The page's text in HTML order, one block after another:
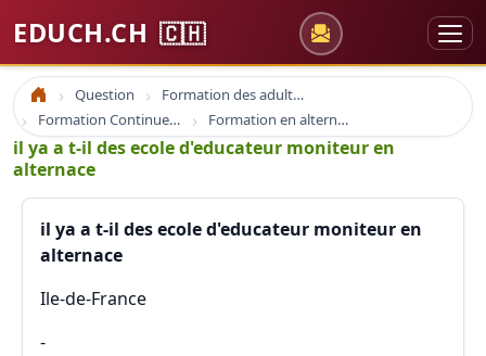
EDUCH.CH 🇨🇭
Accueil Question
Formation des adultes
Formation Continue Adulte E-learning
Formation en alternance
il ya a t-il des ecole d'educateur moniteur en
alternace
il ya a t-il des ecole d'educateur moniteur en
alternace
Ile-de-France
-